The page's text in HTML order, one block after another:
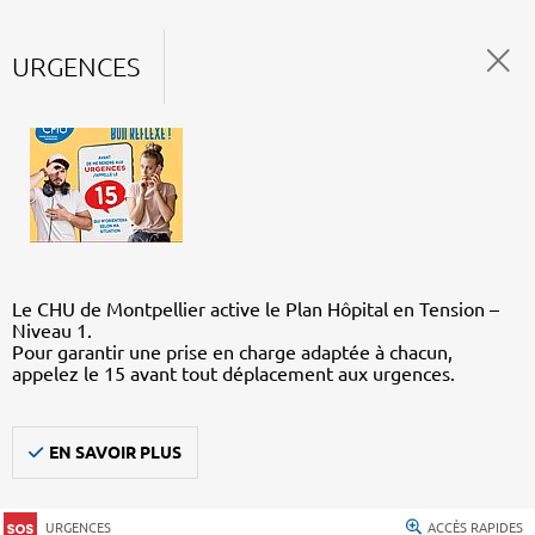
URGENCES
Le CHU de Montpellier active le Plan Hôpital en Tension –
Niveau 1.
Pour garantir une prise en charge adaptée à chacun,
appelez le 15 avant tout déplacement aux urgences.
EN SAVOIR PLUS
URGENCES ACCÈS RAPIDES